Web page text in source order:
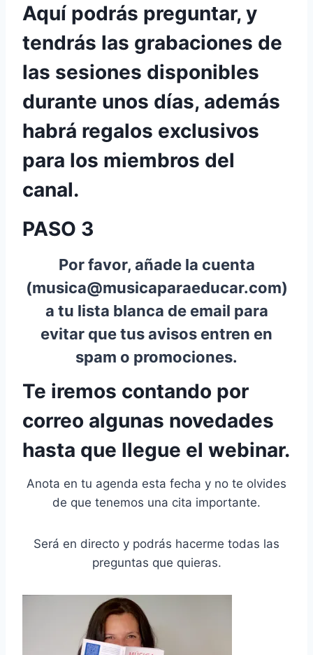
Aquí podrás preguntar, y
tendrás las grabaciones de
las sesiones disponibles
durante unos días, además
habrá regalos exclusivos
para los miembros del
canal.
PASO 3
Por favor, añade la cuenta
(musica@musicaparaeducar.com)
a tu lista blanca de email para
evitar que tus avisos entren en
spam o promociones.
Te iremos contando por
correo algunas novedades
hasta que llegue el webinar.
Anota en tu agenda esta fecha y no te olvides
de que tenemos una cita importante.
Será en directo y podrás hacerme todas las
preguntas que quieras.